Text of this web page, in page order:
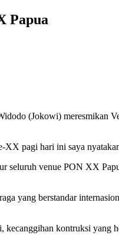
Papua
(Jokowi) meresmikan
pagi hari ini saya
seluruh venue PON XX
yang berstandar
kontruksi yang